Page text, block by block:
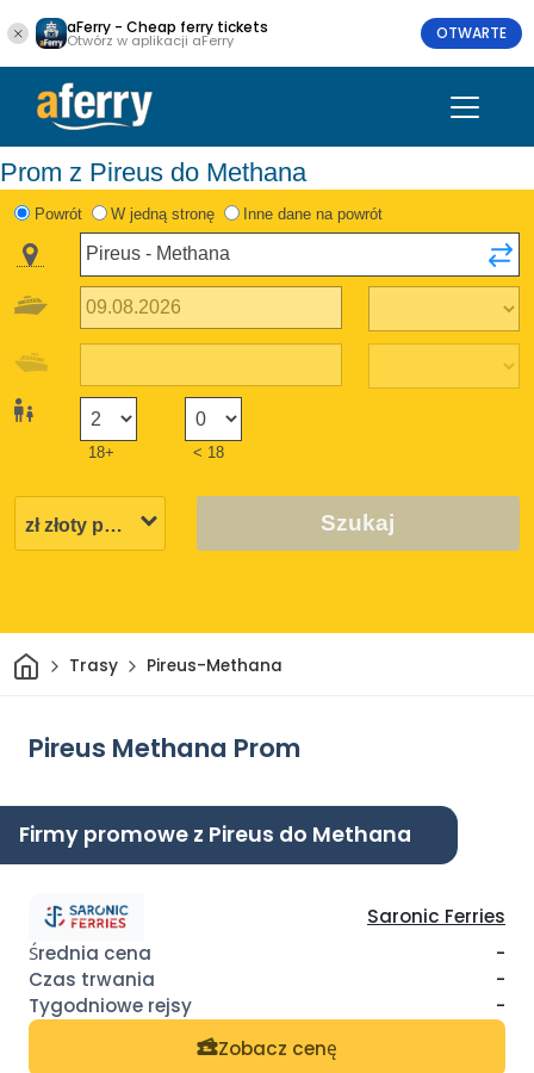
aFerry - Cheap ferry tickets
Otwórz w aplikacji aFerry OTWARTE
Prom z Pireus do Methana
Powrót W jedną stronę Inne dane na powrót
18+ < 18
Szukaj
DomTrasy Pireus-Methana
Pireus Methana Prom
Firmy promowe z Pireus do Methana
Saronic Ferries
-
-
-
Zobacz cenę